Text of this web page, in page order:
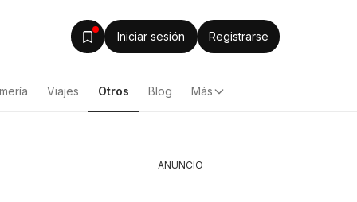
Iniciar sesión Registrarse
Viajes Otros Blog Más
ANUNCIO